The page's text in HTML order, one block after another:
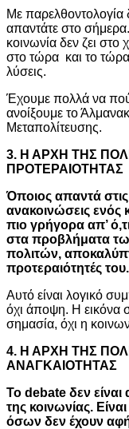
Με παρελθοντολογία
απαντάτε στο
κοινωνία δεν ζει στο
στο τώρα και το τώρα
λύσεις.
Έχουμε πολλά να
ανοίξουμε το
Μεταπολίτευσης.
3. Η ΑΡΧΗ ΤΗΣ
ΠΡΟΤΕΡΑΙΟΤΗΤΑΣ
Όποιος απαντά στις
ανακοινώσεις ενός
πιο γρήγορα απ’
στα προβλήματα
πολιτών,
προτεραιότητές του.
Αυτό είναι λογικό
όχι άποψη. Η εικόνα
σημασία, όχι η
4. Η ΑΡΧΗ ΤΗΣ
ΑΝΑΓΚΑΙΟΤΗΤΑΣ
Το debate δεν είναι
της κοινωνίας.
όσων δεν έχουν